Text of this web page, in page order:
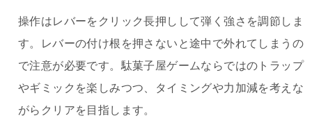
操作はレバーをクリック長押しして弾く強さを調節しま
す。レバーの付け根を押さないと途中で外れてしまうの
で注意が必要です。駄菓子屋ゲームならではのトラップ
やギミックを楽しみつつ、タイミングや力加減を考えな
がらクリアを目指します。